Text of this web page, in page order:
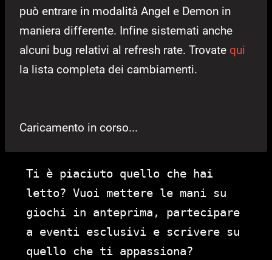
può entrare in modalità Angel e Demon in
maniera differente. Infine sistemati anche
alcuni bug relativi al refresh rate. Trovate qui
la lista completa dei cambiamenti.
Caricamento in corso...
Ti è piaciuto quello che hai
letto? Vuoi mettere le mani su
giochi in anteprima, partecipare
a eventi esclusivi e scrivere su
quello che ti appassiona?